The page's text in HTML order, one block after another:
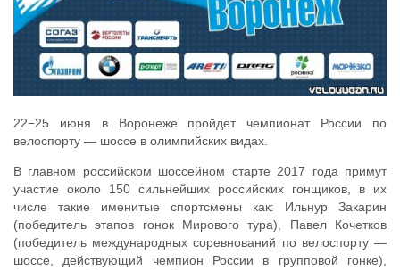
22−25 июня в Воронеже пройдет чемпионат России по
велоспорту — шоссе в олимпийских видах.
В главном российском шоссейном старте 2017 года примут
участие около 150 сильнейших российских гонщиков, в их
числе такие именитые спортсмены как: Ильнур Закарин
(победитель этапов гонок Мирового тура), Павел Кочетков
(победитель международных соревнований по велоспорту —
шоссе, действующий чемпион России в групповой гонке),